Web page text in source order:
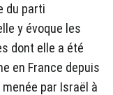
du parti
y évoque les
dont elle a été
en France depuis
par Israël à